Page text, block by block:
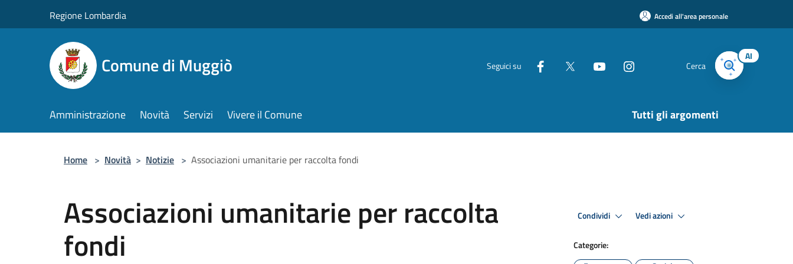
Regione Lombardia Accedi all'area personale
Comune di Muggiò Seguici su Cerca
AI
Amministrazione Novità Servizi Vivere il Comune Tutti gli argomenti
Home > Novità > Notizie > Associazioni umanitarie per raccolta fondi
Associazioni umanitarie per raccolta
fondi
Condividi Vedi azioni
Categorie: